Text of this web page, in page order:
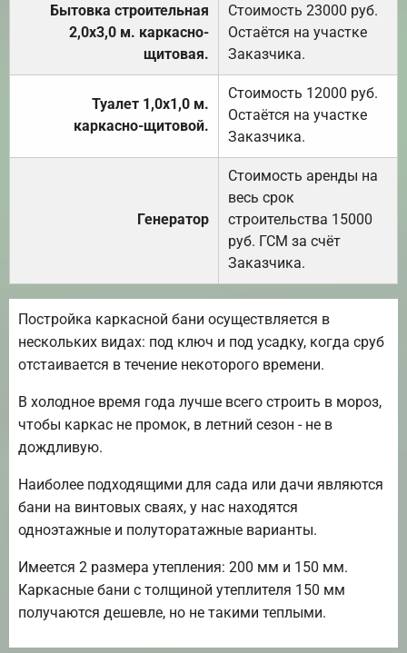
Бытовка строительная
2,0х3,0 м. каркасно-
щитовая.
Стоимость 23000 руб.
Остаётся на участке
Заказчика.
Туалет 1,0х1,0 м.
каркасно-щитовой.
Стоимость 12000 руб.
Остаётся на участке
Заказчика.
Генератор
Стоимость аренды на
весь срок
строительства 15000
руб. ГСМ за счёт
Заказчика.
Постройка каркасной бани осуществляется в
нескольких видах: под ключ и под усадку, когда сруб
отстаивается в течение некоторого времени.
В холодное время года лучше всего строить в мороз,
чтобы каркас не промок, в летний сезон - не в
дождливую.
Наиболее подходящими для сада или дачи являются
бани на винтовых сваях, у нас находятся
одноэтажные и полуторатажные варианты.
Имеется 2 размера утепления: 200 мм и 150 мм.
Каркасные бани с толщиной утеплителя 150 мм
получаются дешевле, но не такими теплыми.